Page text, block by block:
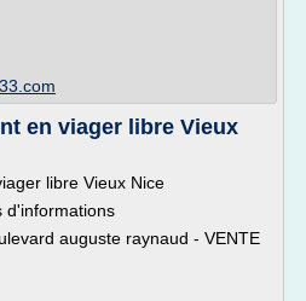
en viager libre Vieux
libre Vieux Nice
d'informations
auguste raynaud - VENTE